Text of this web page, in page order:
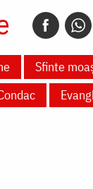
Sfinte